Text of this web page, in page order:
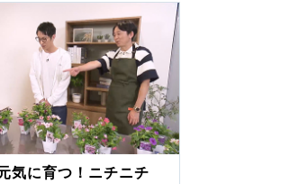
気に育つ！ニチニチ